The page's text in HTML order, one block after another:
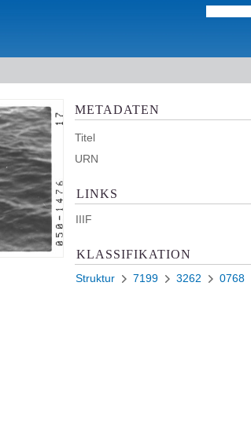
METADATEN
Titel
URN
LINKS
IIIF
KLASSIFIKATION
Struktur 7199 3262 0768